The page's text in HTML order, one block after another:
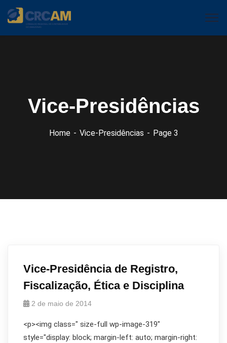
Vice-Presidências
Home Vice-Presidências Page 3
Vice-Presidência de Registro,
Fiscalização, Ética e Disciplina
2 de maio de 2014
<p><img class=" size-full wp-image-319"
style="display: block; margin-left: auto; margin-right: